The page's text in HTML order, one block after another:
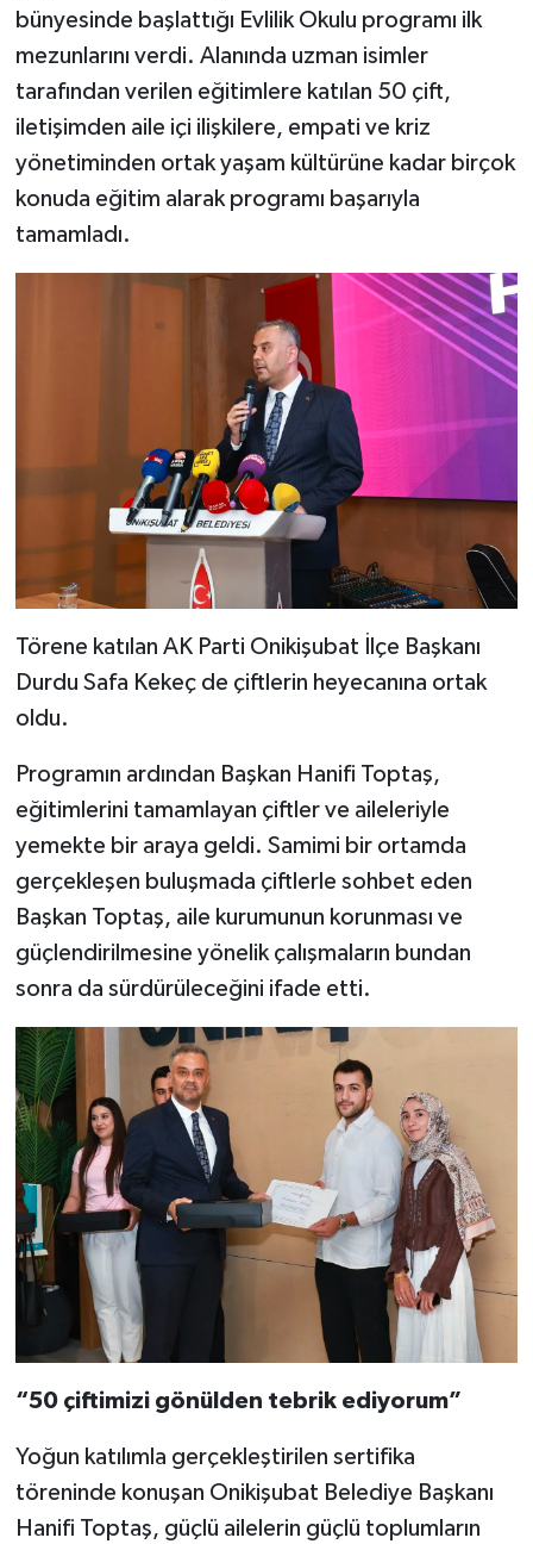
bünyesinde başlattığı Evlilik Okulu programı ilk
mezunlarını verdi. Alanında uzman isimler
tarafından verilen eğitimlere katılan 50 çift,
iletişimden aile içi ilişkilere, empati ve kriz
yönetiminden ortak yaşam kültürüne kadar birçok
konuda eğitim alarak programı başarıyla
tamamladı.
Törene katılan AK Parti Onikişubat İlçe Başkanı
Durdu Safa Kekeç de çiftlerin heyecanına ortak
oldu.
Programın ardından Başkan Hanifi Toptaş,
eğitimlerini tamamlayan çiftler ve aileleriyle
yemekte bir araya geldi. Samimi bir ortamda
gerçekleşen buluşmada çiftlerle sohbet eden
Başkan Toptaş, aile kurumunun korunması ve
güçlendirilmesine yönelik çalışmaların bundan
sonra da sürdürüleceğini ifade etti.
“50 çiftimizi gönülden tebrik ediyorum”
Yoğun katılımla gerçekleştirilen sertifika
töreninde konuşan Onikişubat Belediye Başkanı
Hanifi Toptaş, güçlü ailelerin güçlü toplumların